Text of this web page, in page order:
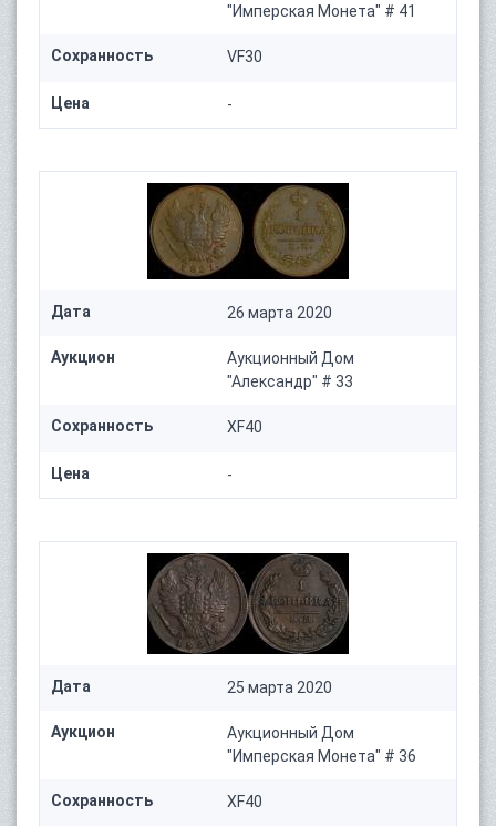
"Имперская Монета" # 41
Сохранность VF30
Цена -
Дата 26 марта 2020
Аукцион
Аукционный Дом
"Александр" # 33
Сохранность XF40
Цена -
Дата 25 марта 2020
Аукцион
Аукционный Дом
"Имперская Монета" # 36
Сохранность XF40